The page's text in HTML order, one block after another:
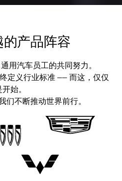
的产品阵容
用汽车员工的共同努力。
定义行业标准 —— 而这，仅仅
开始。
们不断推动世界前行。